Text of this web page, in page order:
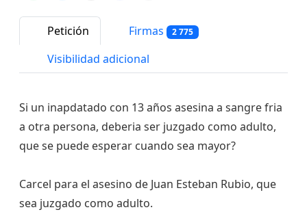
Petición Firmas 2 775
Visibilidad adicional
Si un inapdatado con 13 años asesina a sangre fria
a otra persona, deberia ser juzgado como adulto,
que se puede esperar cuando sea mayor?
Carcel para el asesino de Juan Esteban Rubio, que
sea juzgado como adulto.